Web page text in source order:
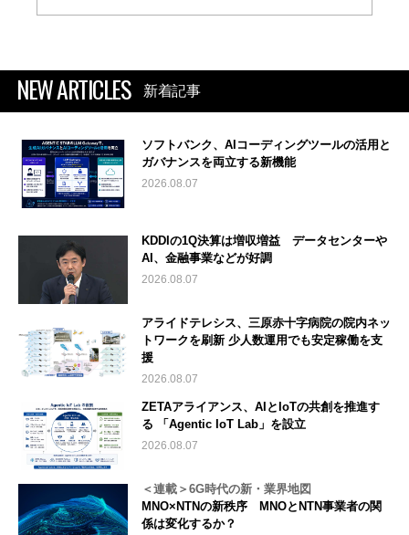
NEW ARTICLES 新着記事
ソフトバンク、AIコーディングツールの活用と
ガバナンスを両立する新機能
2026.08.07
KDDIの1Q決算は増収増益 データセンターや
AI、金融事業などが好調
2026.08.07
アライドテレシス、三原赤十字病院の院内ネッ
トワークを刷新 少人数運用でも安定稼働を支
援
2026.08.07
ZETAアライアンス、AIとIoTの共創を推進す
る 「Agentic IoT Lab」を設立
2026.08.07
＜連載＞6G時代の新・業界地図
MNO×NTNの新秩序 MNOとNTN事業者の関
係は変化するか？